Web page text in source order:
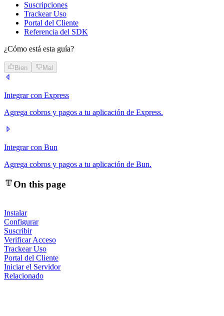
Suscripciones
Trackear Uso
Portal del Cliente
Referencia del SDK
¿Cómo está esta guía?
Bien Mal
Integrar con Express
Agrega cobros y pagos a tu aplicación de Express.
Integrar con Bun
Agrega cobros y pagos a tu aplicación de Bun.
On this page
Instalar
Configurar
Suscribir
Verificar Acceso
Trackear Uso
Portal del Cliente
Iniciar el Servidor
Relacionado